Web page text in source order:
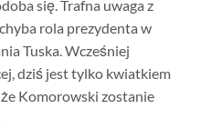
się. Trafna uwaga z
rola prezydenta w
Tuska. Wcześniej
dziś jest tylko kwiatkiem
Komorowski zostanie